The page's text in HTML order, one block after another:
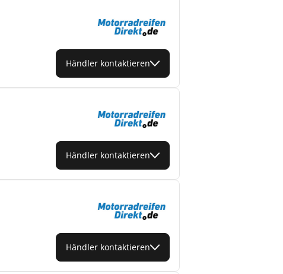
Händler kontaktieren
Händler kontaktieren
Händler kontaktieren